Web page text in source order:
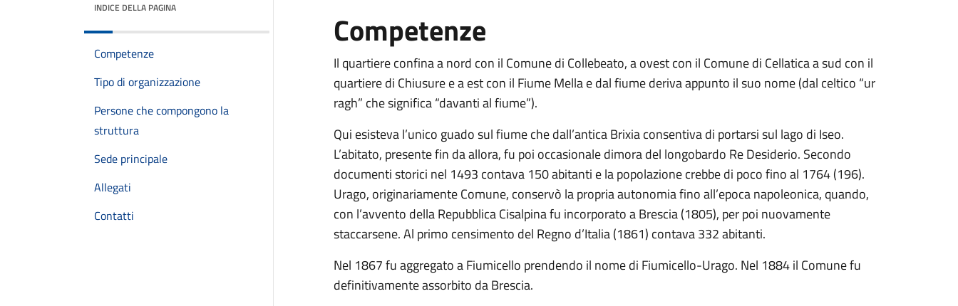
INDICE DELLA PAGINA
Competenze
Tipo di organizzazione
Persone che compongono la
struttura
Sede principale
Allegati
Contatti
Competenze
Il quartiere confina a nord con il Comune di Collebeato, a ovest con il Comune di Cellatica a sud con il
quartiere di Chiusure e a est con il Fiume Mella e dal fiume deriva appunto il suo nome (dal celtico “ur
ragh” che significa “davanti al fiume”).
Qui esisteva l’unico guado sul fiume che dall’antica Brixia consentiva di portarsi sul lago di Iseo.
L’abitato, presente fin da allora, fu poi occasionale dimora del longobardo Re Desiderio. Secondo
documenti storici nel 1493 contava 150 abitanti e la popolazione crebbe di poco fino al 1764 (196).
Urago, originariamente Comune, conservò la propria autonomia fino all’epoca napoleonica, quando,
con l’avvento della Repubblica Cisalpina fu incorporato a Brescia (1805), per poi nuovamente
staccarsene. Al primo censimento del Regno d’Italia (1861) contava 332 abitanti.
Nel 1867 fu aggregato a Fiumicello prendendo il nome di Fiumicello-Urago. Nel 1884 il Comune fu
definitivamente assorbito da Brescia.